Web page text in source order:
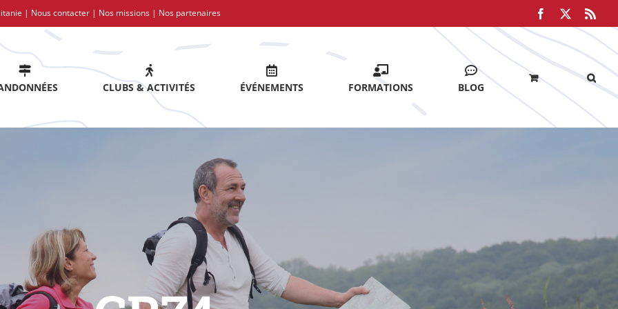
| Nous contacter | Nos missions | Nos partenaires Facebook
CLUBS & ACTIVITÉS ÉVÉNEMENTS FORMATIONS BLOG